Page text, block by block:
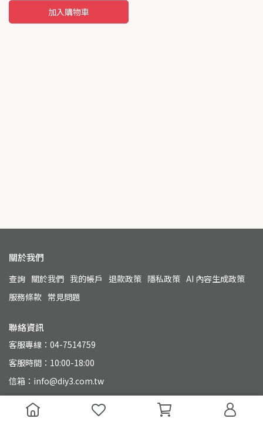
加入購物車
關於我們
查詢 關於我們 我的帳戶 退款政策 隱私政策 AI 內容生成政策
服務條款 常見問題
聯絡資訊
客服專線：04-7514759
客服時間：10:00-18:00
信箱：info@diy3.com.tw
地址：500 彰化縣彰化市永興街110號
統一編號：90804649